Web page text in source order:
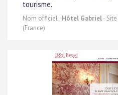
tourisme.
Nom officiel : Hôtel Gabriel-
(France)